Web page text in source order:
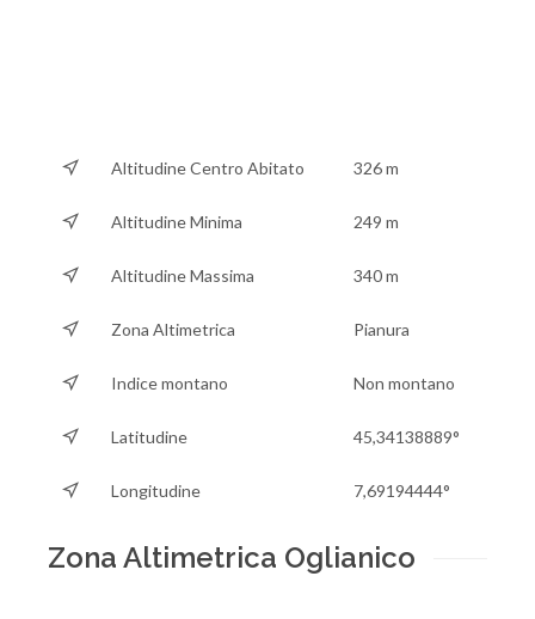
Altitudine Centro Abitato 326 m
Altitudine Minima 249 m
Altitudine Massima 340 m
Zona Altimetrica Pianura
Indice montano Non montano
Latitudine 45,34138889°
Longitudine 7,69194444°
Zona Altimetrica Oglianico